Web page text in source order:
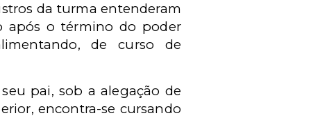
da turma entenderam
após o término do poder
de curso de
pai, sob a alegação de
encontra-se cursando